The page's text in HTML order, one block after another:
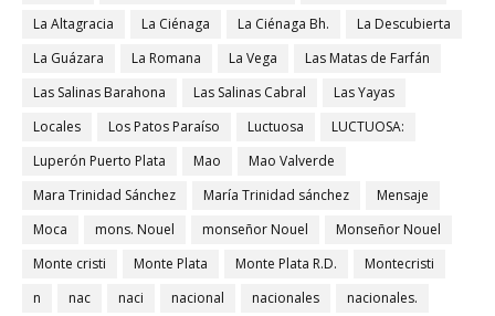
La Altagracia
La Ciénaga La Ciénaga Bh.
La Descubierta
La Guázara
La Romana La Vega
Las Matas de Farfán
Las Salinas Barahona
Las Salinas Cabral
Las Yayas
Locales
Los Patos Paraíso Luctuosa
LUCTUOSA:
Luperón Puerto Plata
Mao
Mao Valverde
Mara Trinidad Sánchez
María Trinidad sánchez
Mensaje
Moca
mons. Nouel monseñor Nouel
Monseñor Nouel
Monte cristi
Monte Plata Monte Plata R.D.
Montecristi
n
nac naci nacional nacionales
nacionales.